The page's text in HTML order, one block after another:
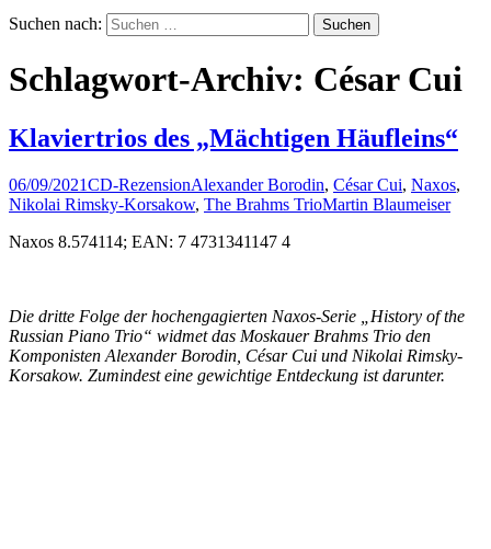
Suchen nach:
Schlagwort-Archiv: César Cui
Klaviertrios des „Mächtigen Häufleins“
06/09/2021CD-RezensionAlexander Borodin, César Cui, Naxos,
Nikolai Rimsky-Korsakow, The Brahms TrioMartin Blaumeiser
Naxos 8.574114; EAN: 7 4731341147 4
Die dritte Folge der hochengagierten Naxos-Serie „History of the
Russian Piano Trio“ widmet das Moskauer Brahms Trio den
Komponisten Alexander Borodin, César Cui und Nikolai Rimsky-
Korsakow. Zumindest eine gewichtige Entdeckung ist darunter.